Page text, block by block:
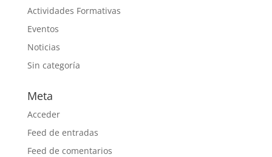
Actividades Formativas
Eventos
Noticias
Sin categoría
Meta
Acceder
Feed de entradas
Feed de comentarios